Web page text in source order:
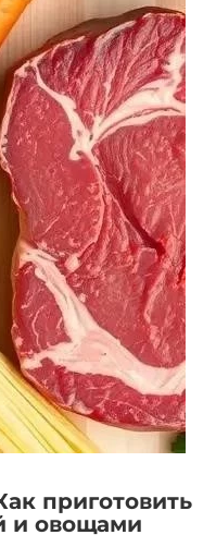
приготовить
и овощами